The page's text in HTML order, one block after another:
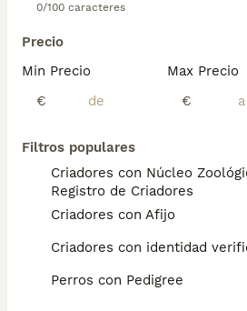
0/100 caracteres
Precio
Min Precio
€
Max Precio
€
Filtros populares
Criadores con Núcleo
Registro de Criadores
Criadores con Afijo
Criadores con identidad
Perros con Pedigree